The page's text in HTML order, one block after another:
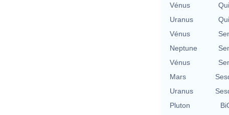
Vénus
Uranus
Vénus
Neptune
Vénus
Mars
Uranus
Pluton